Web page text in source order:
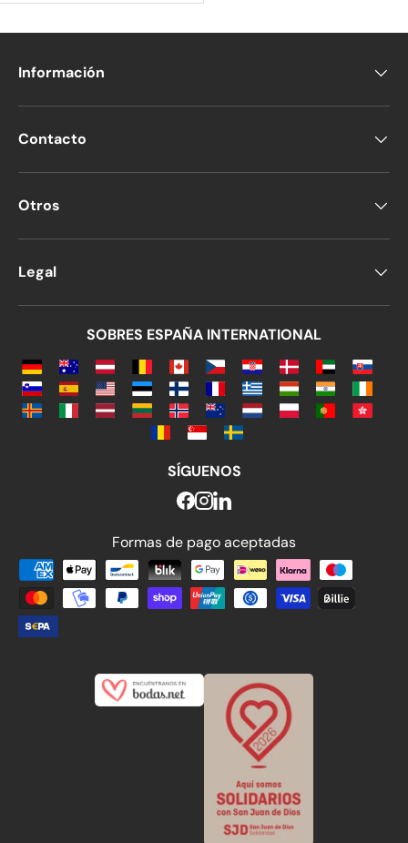
Información
Contacto
Otros
Legal
SOBRES ESPAÑA INTERNATIONAL
SÍGUENOS
Formas de pago aceptadas
Formas de pago aceptadas